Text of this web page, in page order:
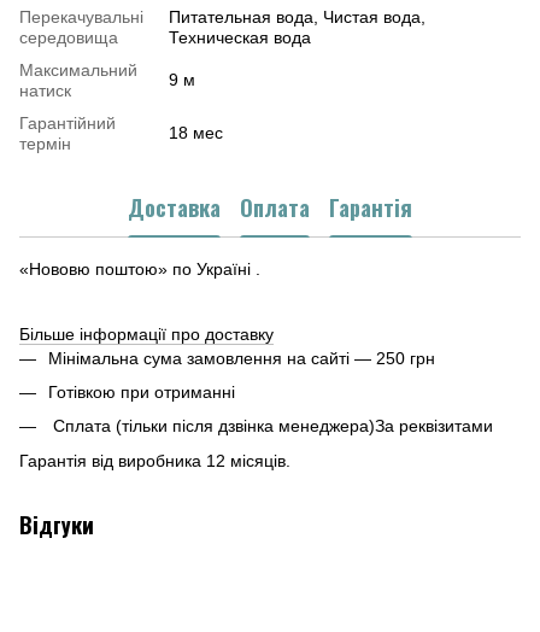
Перекачувальні
середовища
Питательная вода, Чистая вода,
Техническая вода
Максимальний
натиск
9 м
Гарантійний
термін
18 мес
Доставка Оплата Гарантія
«Нововю поштою» по Україні .
Більше інформації про доставку
Мінімальна сума замовлення на сайті — 250 грн
Готівкою при отриманні
Сплата (тільки після дзвінка менеджера)За реквізитами
Гарантія від виробника 12 місяців.
Відгуки